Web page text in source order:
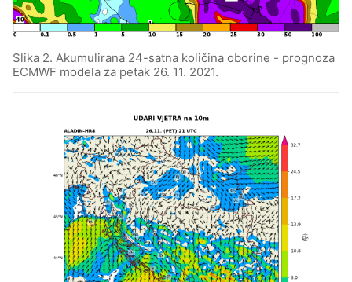
Slika 2. Akumulirana 24-satna količina oborine - prognoza
ECMWF modela za petak 26. 11. 2021.